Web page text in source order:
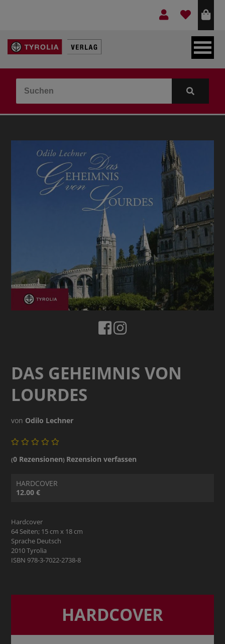
LEBEN & GLAUBE
KINDER- & JUGENDBUCH
VERLAG
IDEEN & BEGLEITMATERIAL
DAS GEHEIMNIS VON
LOURDES
von Odilo Lechner
(0 Rezensionen) Rezension verfassen
HARDCOVER
12.00 €
Hardcover
64 Seiten; 15 cm x 18 cm
Sprache Deutsch
2010 Tyrolia
ISBN 978-3-7022-2738-8
HARDCOVER